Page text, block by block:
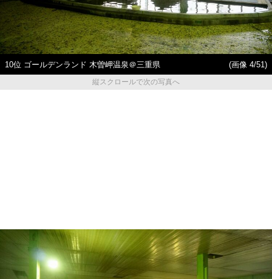
10位 ゴールデンランド 木曽岬温泉＠三重県
(画像 4/51)
縦スクロールで次の写真へ